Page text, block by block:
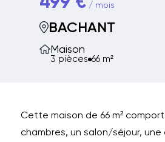
/ mois
BACHANT
Maison
3 pièces 66 m²
Cette maison de 66 m²
chambres, un salon/séjour,